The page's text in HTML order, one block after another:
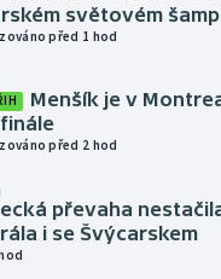
světovém
před 1 hod
Menšík je v
před 2 hod
převaha
i se Švýcarskem